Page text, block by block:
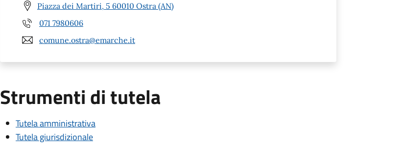
Piazza dei Martiri, 5 60010 Ostra (AN)
071 7980606
comune.ostra@emarche.it
Strumenti di tutela
Tutela amministrativa
Tutela giurisdizionale